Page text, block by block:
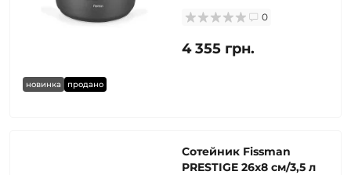
новинка продано
0
4 355 грн.
Сотейник Fissman
PRESTIGE 26x8 см/3,5 л